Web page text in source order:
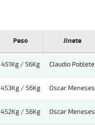
Peso Jinete
451Kg / 56Kg Claudio Poblete
453Kg / 56Kg Oscar Meneses
452Kg / 56Kg Oscar Meneses